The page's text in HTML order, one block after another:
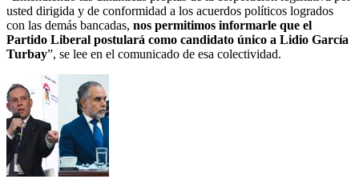
usted dirigida y de conformidad a los acuerdos políticos logrados
con las demás bancadas, nos permitimos informarle que el
Partido Liberal postulará como candidato único a Lidio García
Turbay”, se lee en el comunicado de esa colectividad.